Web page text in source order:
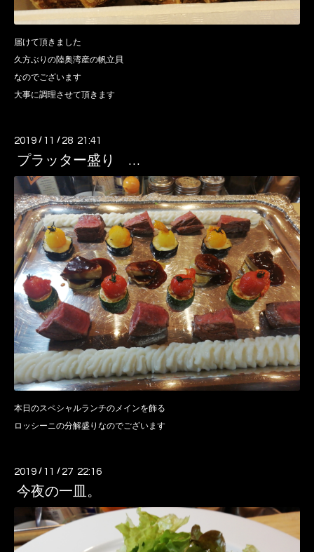
届けて頂きました
久方ぶりの陸奥湾産の帆立貝
なのでございます
大事に調理させて頂きます
2019 / 11 / 28 21:41
プラッター盛り …
本日のスペシャルランチのメインを飾る
ロッシーニの分解盛りなのでございます
2019 / 11 / 27 22:16
今夜の一皿。